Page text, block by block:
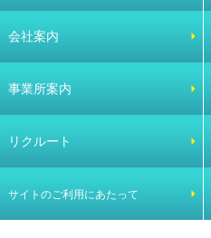
会社案内
事業所案内
リクルート
サイトのご利用にあたって